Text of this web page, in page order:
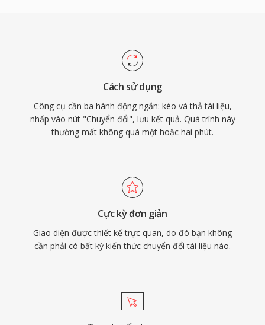
Cách sử dụng
Công cụ cần ba hành động ngắn: kéo và thảtài liệu,
nhấp vào nút "Chuyển đổi", lưu kết quả. Quá trình này
thường mất không quá một hoặc hai phút.
Cực kỳ đơn giản
Giao diện được thiết kế trực quan, do đó bạn không
cần phải có bất kỳ kiến thức chuyển đổi tài liệu nào.